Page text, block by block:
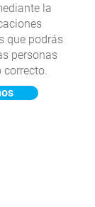
la
que podrás
personas
correcto.